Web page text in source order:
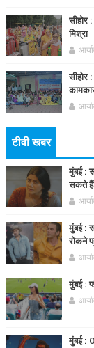
सीहोर
मिश्रा
सीहोर
टीवी खबर
मुंबई :
सकते
मुंबई :
रोकने
मुंबई :
मुंबई :